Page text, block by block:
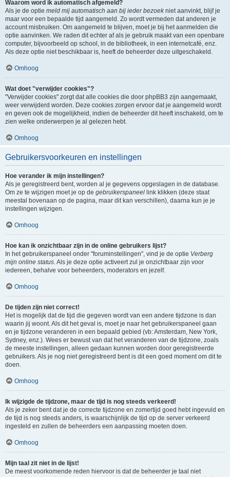
Waarom word ik automatisch afgemeld?
Als je de optie meld mij automatisch aan bij ieder bezoekniet aanvinkt, blijf je
maar voor een bepaalde tijd aangemeld. Zo wordt vermeden dat anderen je
account misbruiken. Om aangemeld te blijven, moet je bij het aanmelden die
optie aanvinken. We raden dit echter af als je gebruik maakt van een openbare
computer, bijvoorbeeld op school, in de bibliotheek, in een internetcafé, enz.
Als deze optie niet beschikbaar is, heeft de beheerder deze uitgeschakeld.
Omhoog
Wat doet "verwijder cookies"?
"Verwijder cookies" zorgt dat alle cookies die door phpBB3 zijn aangemaakt,
weer verwijderd worden. Deze cookies zorgen ervoor dat je aangemeld wordt
en geven ook de mogelijkheid, indien de beheerder dit heeft inschakeld, om te
zien welke onderwerpen je al gelezen hebt.
Omhoog
Gebruikersvoorkeuren en instellingen
Hoe verander ik mijn instellingen?
Als je geregistreerd bent, worden al je gegevens opgeslagen in de database.
Om ze te wijzigen moet je op de gebruikerspaneel link klikken (deze staat
meestal bovenaan op de pagina, maar dit kan verschillen), daarna kun je je
instellingen wijzigen.
Omhoog
Hoe kan ik onzichtbaar zijn in de online gebruikers lijst?
In het gebruikerspaneel onder "foruminstellingen", vind je de optie Verberg
mijn online status. Als je deze optie activeert zul je onzichtbaar zijn voor
iedereen, behalve voor beheerders, moderators en jezelf.
Omhoog
De tijden zijn niet correct!
Het is mogelijk dat de tijd die gegeven wordt van een andere tijdzone is dan
waarin jij woont. Als dit het geval is, moet je naar het gebruikerspaneel gaan
en je tijdzone veranderen in een bepaald gebied (vb: Amsterdam, New York,
Sydney, enz.). Wees er bewust van dat het veranderen van de tijdzone, zoals
de meeste instellingen, alleen gedaan kunnen worden door geregistreerde
gebruikers. Als je nog niet geregistreerd bent is dit een goed moment om dit te
doen.
Omhoog
Ik wijzigde de tijdzone, maar de tijd is nog steeds verkeerd!
Als je zeker bent dat je de correcte tijdzone en zomertijd goed hebt ingevuld en
de tijd is nog steeds anders, is waarschijnlijk de tijd op de server verkeerd
ingesteld en zullen de beheerders een aanpassing moeten doen.
Omhoog
Mijn taal zit niet in de lijst!
De meest voorkomende reden hiervoor is dat de beheerder je taal niet